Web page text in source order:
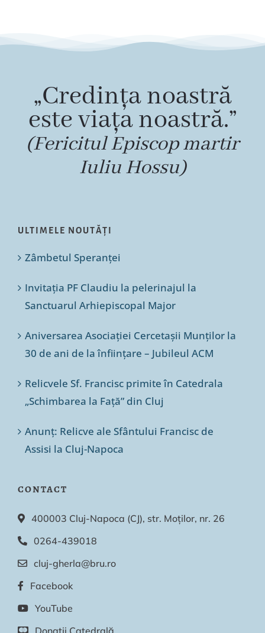
„Credința noastră
este viața noastră.”
(Fericitul Episcop martir
Iuliu Hossu)
ULTIMELE NOUTĂȚI
Zâmbetul Speranței
Invitația PF Claudiu la pelerinajul la
Sanctuarul Arhiepiscopal Major
Aniversarea Asociației Cercetașii Munților la
30 de ani de la înființare – Jubileul ACM
Relicvele Sf. Francisc primite în Catedrala
„Schimbarea la Față” din Cluj
Anunț: Relicve ale Sfântului Francisc de
Assisi la Cluj-Napoca
CONTACT
400003 Cluj-Napoca (CJ), str. Moților, nr. 26
0264-439018
cluj-gherla@bru.ro
Facebook
YouTube
Donații Catedrală